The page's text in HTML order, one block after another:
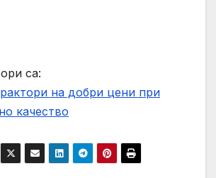
са:
на добри цени при
качество